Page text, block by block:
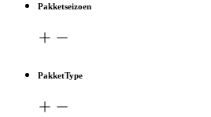
Pakketseizoen
PakketType